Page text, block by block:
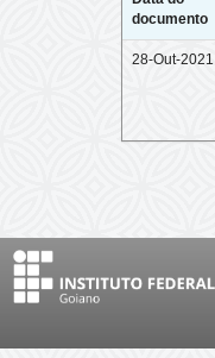
documento
28-Out-2021